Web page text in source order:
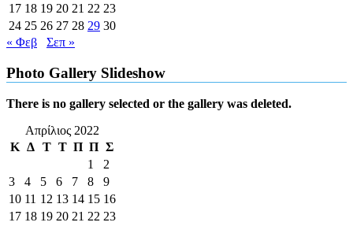
17 18 19 20 21 22 23
24 25 26 27 28 29 30
« Φεβ
Σεπ »
Photo Gallery Slideshow
There is no gallery selected or the gallery was deleted.
Απρίλιος 2022
Κ Δ Τ Τ Π Π Σ
1
2
3
4 5 6 7 8
9
10 11 12 13 14 15 16
17 18 19 20 21 22 23